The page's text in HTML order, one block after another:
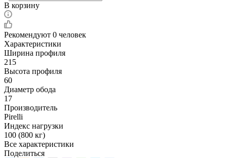
В корзину
Рекомендуют 0 человек
Характеристики
Ширина профиля
215
Высота профиля
60
Диаметр обода
17
Производитель
Pirelli
Индекс нагрузки
100 (800 кг)
Все характеристики
Поделиться